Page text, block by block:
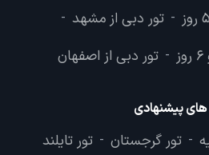
- تور دبی از مشهد -
- تور دبی از اصفهان
های پیشنهادی
- تور گرجستان - تور تایلند